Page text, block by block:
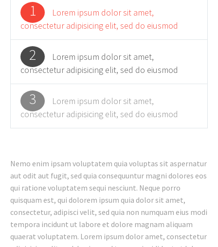
1
Lorem ipsum dolor sit amet,
consectetur adipisicing elit, sed do eiusmod
2
Lorem ipsum dolor sit amet,
consectetur adipisicing elit, sed do eiusmod
3
Lorem ipsum dolor sit amet,
consectetur adipisicing elit, sed do eiusmod
Nemo enim ipsam voluptatem quia voluptas sit aspernatur
aut odit aut fugit, sed quia consequuntur magni dolores eos
qui ratione voluptatem sequi nesciunt. Neque porro
quisquam est, qui dolorem ipsum quia dolor sit amet,
consectetur, adipisci velit, sed quia non numquam eius modi
tempora incidunt ut labore et dolore magnam aliquam
quaerat voluptatem. Lorem ipsum dolor amet, consectetur